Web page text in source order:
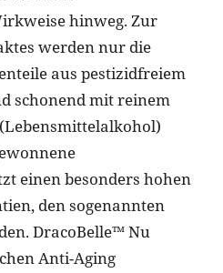
hinweg. Zur
werden nur die
aus pestizidfreiem
schonend mit reinem
einen besonders hohen
den sogenannten
DracoBelle™️ Nu
Anti-Aging